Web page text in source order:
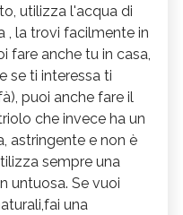
utilizza l'acqua di
, la trovi facilmente in
fare anche tu in casa,
se ti interessa ti
puoi anche fare il
che invece ha un
astringente e non è
sempre una
untuosa. Se vuoi
una